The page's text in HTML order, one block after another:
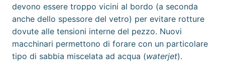
devono essere troppo vicini al bordo (a seconda
anche dello spessore del vetro) per evitare rotture
dovute alle tensioni interne del pezzo. Nuovi
macchinari permettono di forare con un particolare
tipo di sabbia miscelata ad acqua (waterjet).